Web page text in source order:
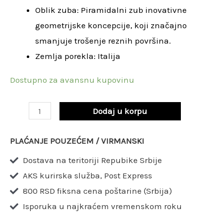
Oblik zuba: Piramidalni zub inovativne
geometrijske koncepcije, koji značajno
smanjuje trošenje reznih površina.
Zemlja porekla: Italija
Dostupno za avansnu kupovinu
LU5F40001
količina
Dodaj u korpu
PLAĆANJE POUZEĆEM / VIRMANSKI
Dostava na teritoriji Repubike Srbije
AKS kurirska služba, Post Express
800 RSD fiksna cena poštarine (Srbija)
Isporuka u najkraćem vremenskom roku